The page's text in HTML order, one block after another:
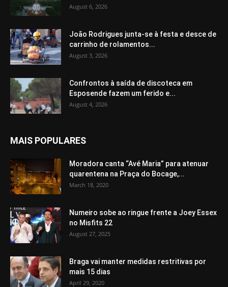
August 6, 2026
João Rodrigues junta-se à festa e desce de
carrinho de rolamentos...
August 3, 2026
Confrontos à saída de discoteca em
Esposende fazem um ferido e...
August 4, 2026
MAIS POPULARES
Moradora canta “Avé Maria” para atenuar
quarentena na Praça do Bocage,...
March 18, 2020
Numeiro sobe ao ringue frente a Joey Essex
no Misfits 22
August 27, 2025
Braga vai manter medidas restritivas por
mais 15 dias
April 29, 2020